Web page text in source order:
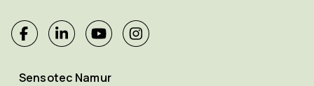
Sensotec Namur